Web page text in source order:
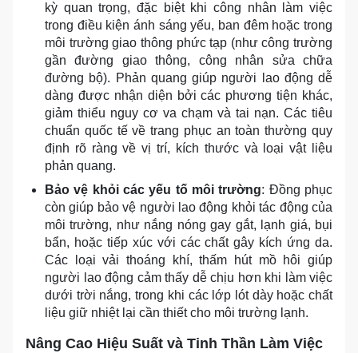
kỳ quan trọng, đặc biệt khi công nhân làm việc
trong điều kiện ánh sáng yếu, ban đêm hoặc trong
môi trường giao thông phức tạp (như công trường
gần đường giao thông, công nhân sửa chữa
đường bộ). Phản quang giúp người lao động dễ
dàng được nhận diện bởi các phương tiện khác,
giảm thiểu nguy cơ va chạm và tai nạn. Các tiêu
chuẩn quốc tế về trang phục an toàn thường quy
định rõ ràng về vị trí, kích thước và loại vật liệu
phản quang.
Bảo vệ khỏi các yếu tố môi trường: Đồng phục
còn giúp bảo vệ người lao động khỏi tác động của
môi trường, như nắng nóng gay gắt, lạnh giá, bụi
bẩn, hoặc tiếp xúc với các chất gây kích ứng da.
Các loại vải thoáng khí, thấm hút mồ hôi giúp
người lao động cảm thấy dễ chịu hơn khi làm việc
dưới trời nắng, trong khi các lớp lót dày hoặc chất
liệu giữ nhiệt lại cần thiết cho môi trường lạnh.
Nâng Cao Hiệu Suất và Tinh Thần Làm Việc